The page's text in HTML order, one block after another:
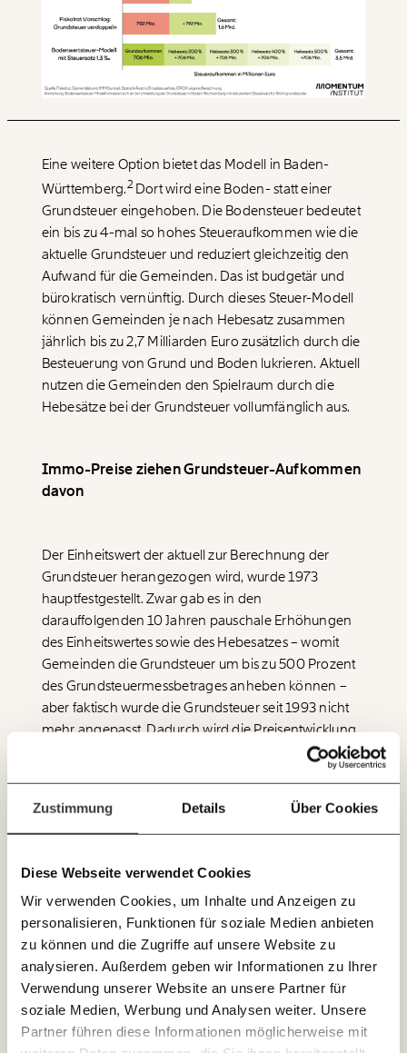
Zustimmung Details Über Cookies
Diese Webseite verwendet Cookies
Wir verwenden Cookies, um Inhalte und Anzeigen zu
personalisieren, Funktionen für soziale Medien anbieten
zu können und die Zugriffe auf unsere Website zu
analysieren. Außerdem geben wir Informationen zu Ihrer
Verwendung unserer Website an unsere Partner für
soziale Medien, Werbung und Analysen weiter. Unsere
Partner führen diese Informationen möglicherweise mit
JETZT
EINFACH
TEILEN.
E-Mail Whatsapp
Veränderung
und wir können gemeinsam
unsere Wirtschaft so gestalten, dass sie für alle
funktioniert. Unsere Recherchen sind für alle frei im
Netz. Unabhängig und werbefrei. Und das wird auch
so bleiben. Kämpf’ mit uns für den Fortschritt und
unterstütze uns mit Deinem Mitgliedsbeitrag.
Du überweist lieber direkt?
Hier unsere IBAN: AT34 4300 0498 0007 6017
Fragen und Antworten.
Immer auf dem
mit unseren gratis
E-Mail-Newslettern!
Newsletter des Momentum Instituts
Eine weitere Option bietet das Modell in Baden-
Württemberg.2Dort wird eine Boden- statt einer
Grundsteuer eingehoben. Die Bodensteuer bedeutet
ein bis zu 4-mal so hohes Steueraufkommen wie die
aktuelle Grundsteuer und reduziert gleichzeitig den
Aufwand für die Gemeinden. Das ist budgetär und
bürokratisch vernünftig. Durch dieses Steuer-Modell
können Gemeinden je nach Hebesatz zusammen
jährlich bis zu 2,7 Milliarden Euro zusätzlich durch die
Besteuerung von Grund und Boden lukrieren. Aktuell
nutzen die Gemeinden den Spielraum durch die
Hebesätze bei der Grundsteuer vollumfänglich aus.
Immo-Preise ziehen Grundsteuer-Aufkommen
davon
Der Einheitswert der aktuell zur Berechnung der
Grundsteuer herangezogen wird, wurde 1973
hauptfestgestellt. Zwar gab es in den
darauffolgenden 10 Jahren pauschale Erhöhungen
des Einheitswertes sowie des Hebesatzes – womit
Gemeinden die Grundsteuer um bis zu 500 Prozent
des Grundsteuermessbetrages anheben können –
aber faktisch wurde die Grundsteuer seit 1993 nicht
mehr angepasst. Dadurch wird die Preisentwicklung